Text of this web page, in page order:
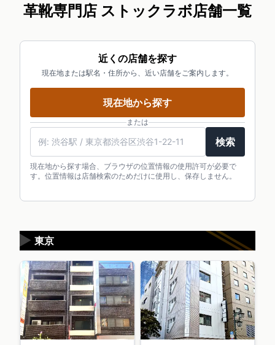
革靴専門店 ストックラボ店舗一覧
近くの店舗を探す
現在地または駅名・住所から、近い店舗をご案内します。
現在地から探す
または
検索
現在地から探す場合、ブラウザの位置情報の使用許可が必要で
す。位置情報は店舗検索のためだけに使用し、保存しません。
東京
▶